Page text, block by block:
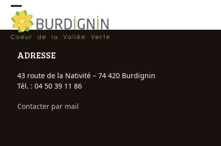
Skip
content
Open
mobile
menu
Close
mobile
menu
ADRESSE
43 route de la Nativité – 74 420 Burdignin
Tél. : 04 50 39 11 86
Contacter par mail